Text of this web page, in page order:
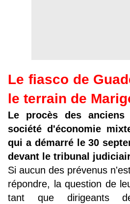
Le fiasco de
le terrain de
Le procès des
société d'économie
qui a démarré le 30
devant le tribunal
Si aucun des prévenus
répondre, la question de
tant que dirigeants